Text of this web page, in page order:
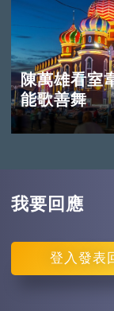
陳萬雄看室
能歌善舞
我要回應
登入 發表